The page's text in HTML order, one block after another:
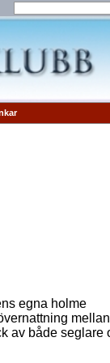
egna holme
mellan
av både seglare